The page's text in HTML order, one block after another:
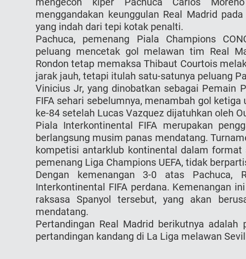
menggandakan keunggulan Real Madrid
yang indah dari tepi kotak penalti.
Pachuca, pemenang Piala Champions
peluang mencetak gol melawan tim Real
Rondon tetap memaksa Thibaut Courtois
jarak jauh, tetapi itulah satu-satunya peluang
Vinicius Jr, yang dinobatkan sebagai Pemain
FIFA sehari sebelumnya, menambah gol
ke-84 setelah Lucas Vazquez dijatuhkan oleh
Piala Interkontinental FIFA merupakan
berlangsung musim panas mendatang.
kompetisi antarklub kontinental dalam
pemenang Liga Champions UEFA, tidak
Dengan kemenangan 3-0 atas
Interkontinental FIFA perdana. Kemenangan
raksasa Spanyol tersebut, yang akan
mendatang.
Pertandingan Real Madrid berikutnya
pertandingan kandang di La Liga melawan